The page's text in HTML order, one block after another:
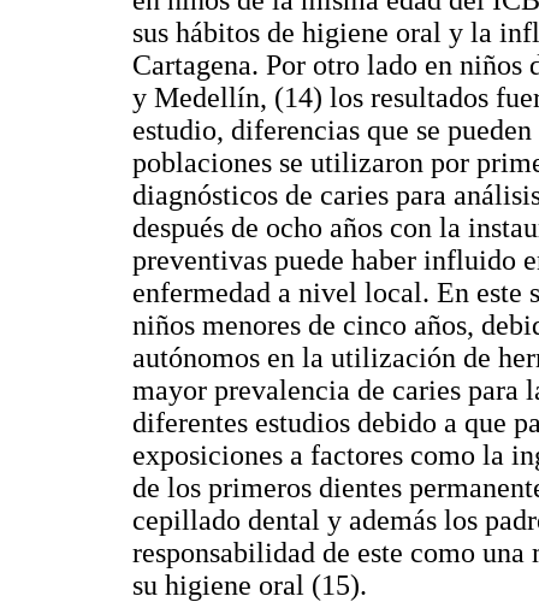
sus hábitos de higiene oral y la
Cartagena. Por otro lado en niños
y Medellín, (14) los resultados
estudio, diferencias que se
poblaciones se utilizaron por
diagnósticos de caries para
después de ocho años con la
preventivas puede haber influido
enfermedad a nivel local. En este
niños menores de cinco años,
autónomos en la utilización de
mayor prevalencia de caries para
diferentes estudios debido a que
exposiciones a factores como la
de los primeros dientes
cepillado dental y además los
responsabilidad de este como
su higiene oral (15).